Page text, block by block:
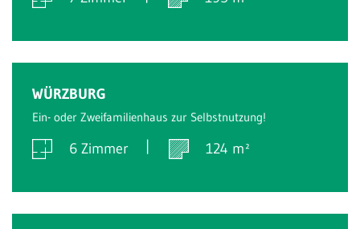
WÜRZBURG
Ein- oder Zweifamilienhaus zur Selbstnutzung!
6 Zimmer 124 m²